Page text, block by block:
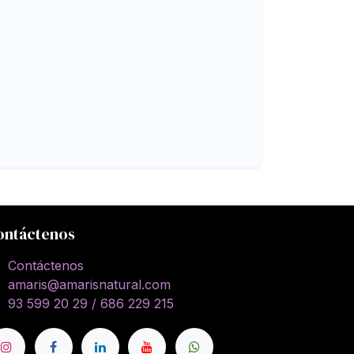
Contáctenos
amaris@amarisnatural.com
93 599 20 29 / 686 229 215